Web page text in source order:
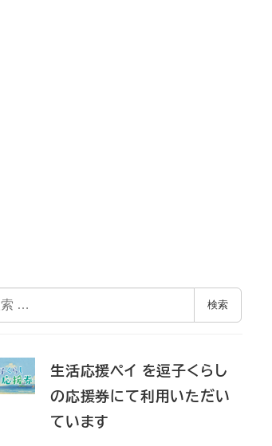
検索
生活応援ペイ を逗子くらし
の応援券にて利用いただい
ています